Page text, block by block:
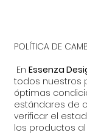
POLÍTICA DE
EnEssenza
todos nuestros
óptimas
estándares de
verificar el
los productos